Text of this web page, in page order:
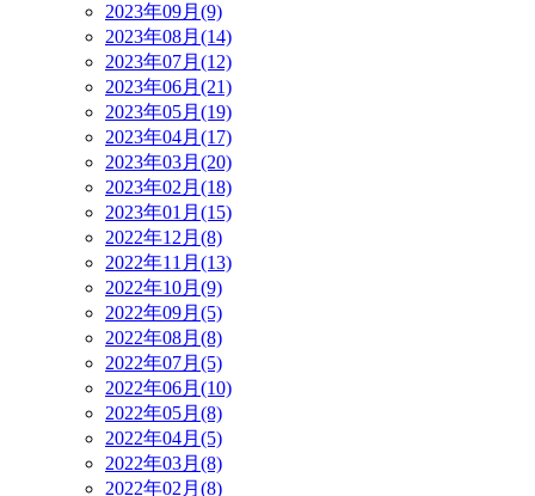
2023年09月(9)
2023年08月(14)
2023年07月(12)
2023年06月(21)
2023年05月(19)
2023年04月(17)
2023年03月(20)
2023年02月(18)
2023年01月(15)
2022年12月(8)
2022年11月(13)
2022年10月(9)
2022年09月(5)
2022年08月(8)
2022年07月(5)
2022年06月(10)
2022年05月(8)
2022年04月(5)
2022年03月(8)
2022年02月(8)